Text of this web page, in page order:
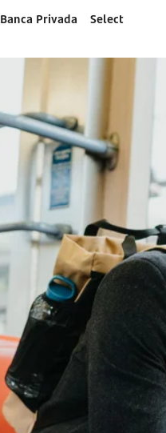
Banca Privada Select